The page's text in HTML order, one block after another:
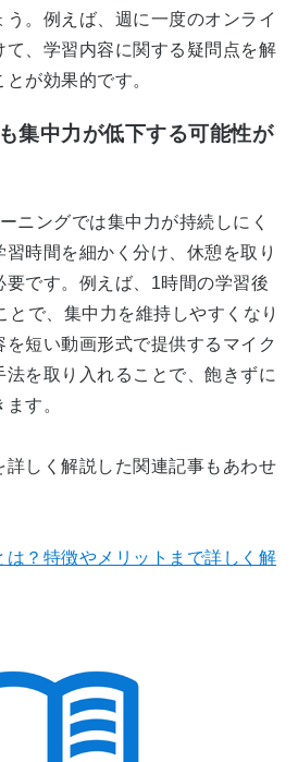
。例えば、週に一度のオンライ
て、学習内容に関する疑問点を解
が効果的です。
集中力が低下する可能性が
ニングでは集中力が持続しにく
時間を細かく分け、休憩を取り
要です。例えば、1時間の学習後
とで、集中力を維持しやすくなり
を短い動画形式で提供するマイク
法を取り入れることで、飽きずに
す。
詳しく解説した関連記事もあわせ
は？特徴やメリットまで詳しく解